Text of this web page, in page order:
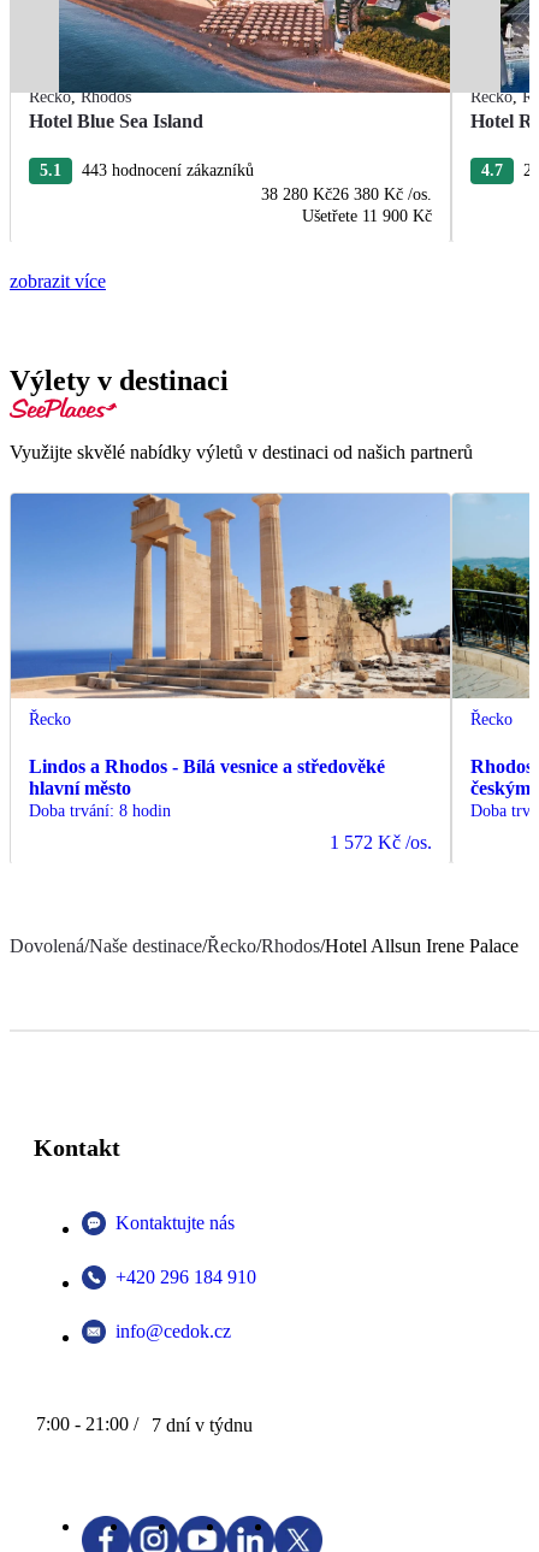
Řecko,Rhodos
Hotel Blue Sea Island
5.1
443 hodnocení zákazníků
38 280 Kč26 380 Kč /os.
Ušetřete 11 900 Kč
Řecko,
Hotel
4.7
zobrazit více
Výlety v destinaci
Využijte skvělé nabídky výletů v destinaci od našich partnerů
Řecko
Lindos a Rhodos - Bílá vesnice a středověké
hlavní město
Doba trvání: 8 hodin
1 572 Kč /os.
Řecko
Rhodos
českým
Doba
Dovolená/Naše destinace/Řecko/Rhodos/Hotel Allsun Irene Palace
Kontakt
Kontaktujte nás
+420 296 184 910
info@cedok.cz
7:00 - 21:00 / 7 dní v týdnu